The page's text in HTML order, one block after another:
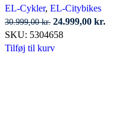
EL-Cykler, EL-Citybikes
30.999,00kr. Den
oprindelige
pris
24.999,00 kr.
SKU: 5304658
Tilføj til kurv